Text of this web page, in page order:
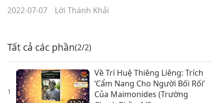
2022-07-07 Lời Thánh Khải
Tất cả các phần(2/2)
1
Về Trí Huệ Thiêng Liêng: Trích
‘Cẩm Nang Cho Người Bối Rối’
Của Maimonides (Trường